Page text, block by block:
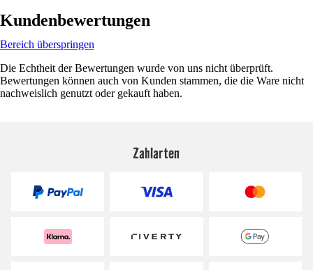
Kundenbewertungen
Bereich überspringen
Die Echtheit der Bewertungen wurde von uns nicht überprüft.
Bewertungen können auch von Kunden stammen, die die Ware nicht
nachweislich genutzt oder gekauft haben.
Zahlarten